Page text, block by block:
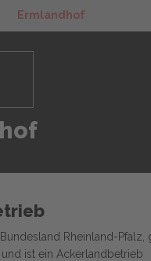
Ermlandhof
Rheinland-Pfalz,
ist ein Ackerlandbetrieb